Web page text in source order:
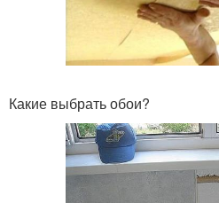
Какие выбрать обои?